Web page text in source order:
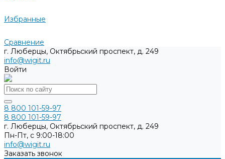
Избранные
Сравнение
г. Люберцы, Октябрьский проспект, д. 249
info@wigit.ru
Войти
8 800 101-59-97
8 800 101-59-97
г. Люберцы, Октябрьский проспект, д. 249
Пн-Пт, с 9:00-18:00
info@wigit.ru
Заказать звонок